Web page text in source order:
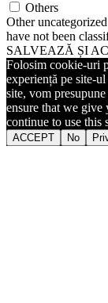
Others
Other
have not been
SALVEAZĂ ȘI
Folosim cookie-uri
experiență pe site-
site, vom
ensure that we give
continue to use this
ACCEPT No